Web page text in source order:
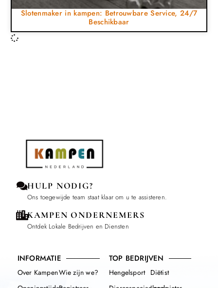
Slotenmaker in kampen: Betrouwbare Service, 24/7
Beschikbaar
HULP NODIG?
Ons toegewijde team staat klaar om u te assisteren.
KAMPEN ONDERNEMERS
Ontdek Lokale Bedrijven en Diensten
INFORMATIE
Over KampenWie zijn we?
TOP BEDRIJVEN
Hengelsport Diëtist